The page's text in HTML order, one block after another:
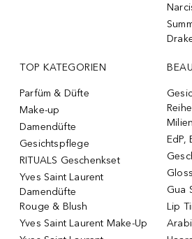
TOP KATEGORIEN
Parfüm & Düfte
Make-up
Damendüfte
Gesichtspflege
RITUALS Geschenkset
Yves Saint Laurent
Damendüfte
Rouge & Blush
Yves Saint Laurent Make-Up
EdP,
Gua
Lip